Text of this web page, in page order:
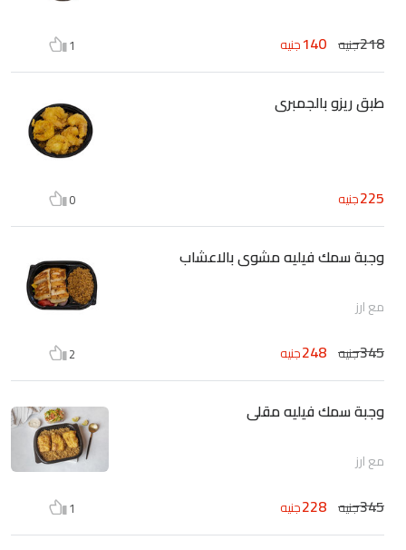
218جنيه 140جنيه 1
طبق ريزو بالجمبرى
225جنيه 0
وجبة سمك فيليه مشوى بالاعشاب
مع ارز
345جنيه 248جنيه 2
وجبة سمك فيليه مقلى
مع ارز
345جنيه 228جنيه 1